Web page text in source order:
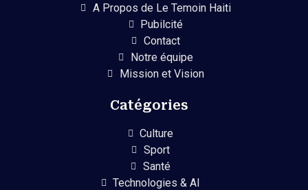
A Propos de Le Temoin Haiti
Pubilcité
Contact
Notre équipe
Mission et Vision
Catégories
Culture
Sport
Santé
Technologies & AI